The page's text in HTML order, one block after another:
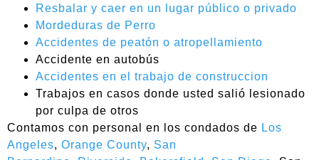
Resbalar y caer en un lugar público o privado
Mordeduras de Perro
Accidentes de peatón o atropellamiento
Accidente en autobús
Accidentes en el trabajo de construccion
Trabajos en casos donde usted salió lesionado
por culpa de otros
Contamos con personal en los condados de Los
Angeles, Orange County, San